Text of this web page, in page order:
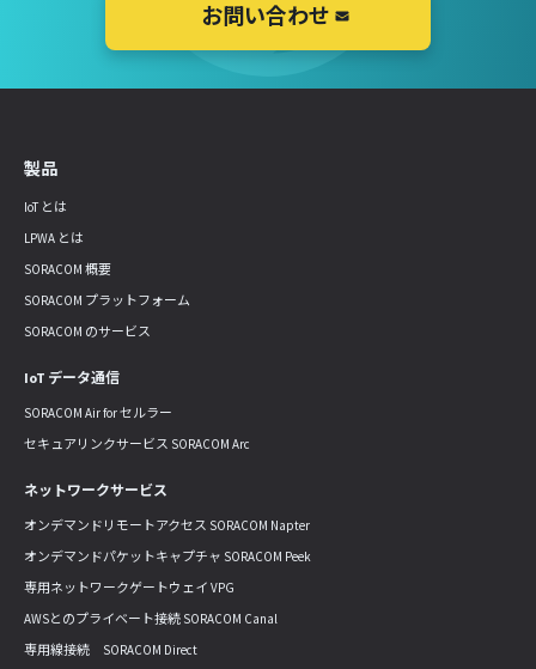
お問い合わせ
製品
IoT とは
LPWA とは
SORACOM 概要
SORACOM プラットフォーム
SORACOM のサービス
IoT データ通信
SORACOM Air for セルラー
セキュアリンクサービス SORACOM Arc
ネットワークサービス
オンデマンドリモートアクセス SORACOM Napter
オンデマンドパケットキャプチャ SORACOM Peek
専用ネットワークゲートウェイ VPG
AWSとのプライベート接続 SORACOM Canal
専用線接続 SORACOM Direct